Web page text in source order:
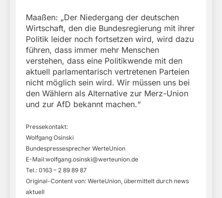
Maaßen: „Der Niedergang der deutschen
Wirtschaft, den die Bundesregierung mit ihrer
Politik leider noch fortsetzen wird, wird dazu
führen, dass immer mehr Menschen
verstehen, dass eine Politikwende mit den
aktuell parlamentarisch vertretenen Parteien
nicht möglich sein wird. Wir müssen uns bei
den Wählern als Alternative zur Merz-Union
und zur AfD bekannt machen.“
Pressekontakt:
Wolfgang Osinski
Bundespressesprecher WerteUnion
E-Mail:wolfgang.osinski@werteunion.de
Tel.: 0163 – 2 89 89 87
Original-Content von: WerteUnion, übermittelt durch news
aktuell